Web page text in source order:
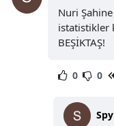
Nuri
istatistikler
BEŞİKTAŞ!
0 0